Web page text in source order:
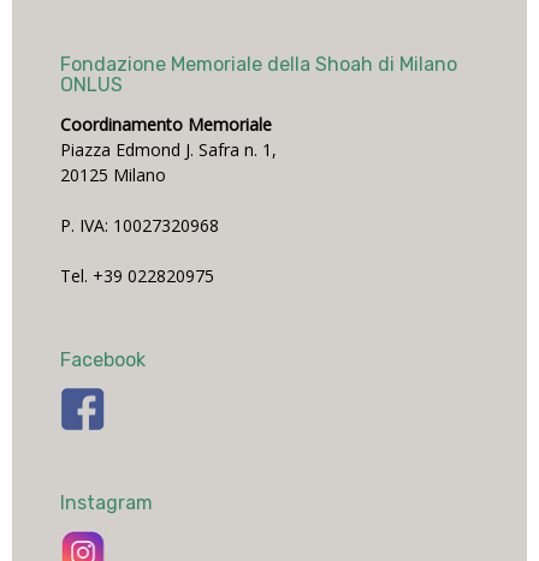
Fondazione Memoriale della Shoah di Milano
ONLUS
Coordinamento Memoriale
Piazza Edmond J. Safra n. 1,
20125 Milano
P. IVA: 10027320968
Tel. +39 022820975
Facebook
Instagram